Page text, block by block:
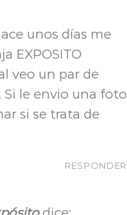
unos días me
EXPOSITO
veo un par de
Si le envio una foto
si se trata de
RESPONDER